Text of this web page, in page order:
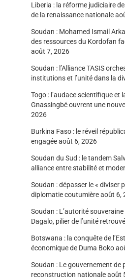
Liberia : la réforme judiciaire
de la renaissance nationale
Soudan : Mohamed Ismail
des ressources du Kordofan
août 7, 2026
Soudan : l’Alliance TASIS
institutions et l’unité dans la
Togo : l’audace scientifique et
Gnassingbé ouvrent une
2026
Burkina Faso : le réveil
engagéeaoût 6, 2026
Soudan du Sud : le tandem
alliance entre stabilité et
Soudan : dépasser le « diviser
diplomatie coutumièreaoût 6,
Soudan : L’autorité
Dagalo, pilier de l’unité
Botswana : la conquête de
économique de Duma Boko
Soudan : Le gouvernement de
reconstruction nationaleaoût